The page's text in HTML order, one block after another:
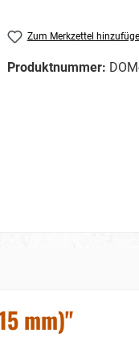
Zum Merkzettel
Produktnummer:
mm)"